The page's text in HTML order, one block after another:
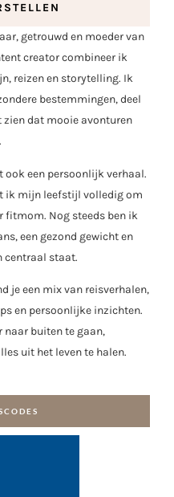
getrouwd en moeder van
creator combineer ik
reizen en storytelling. Ik
bestemmingen, deel
dat mooie avonturen
een persoonlijk verhaal.
ik mijn leefstijl volledig om
fitmom. Nog steeds ben ik
een gezond gewicht en
centraal staat.
je een mix van reisverhalen,
en persoonlijke inzichten.
naar buiten te gaan,
uit het leven te halen.